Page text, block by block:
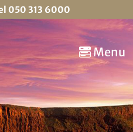
050 313 6000
Menu